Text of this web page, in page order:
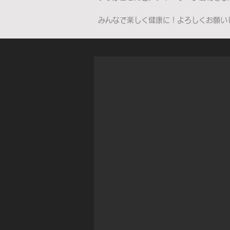
みんなで楽しく健康に！よろしくお願い